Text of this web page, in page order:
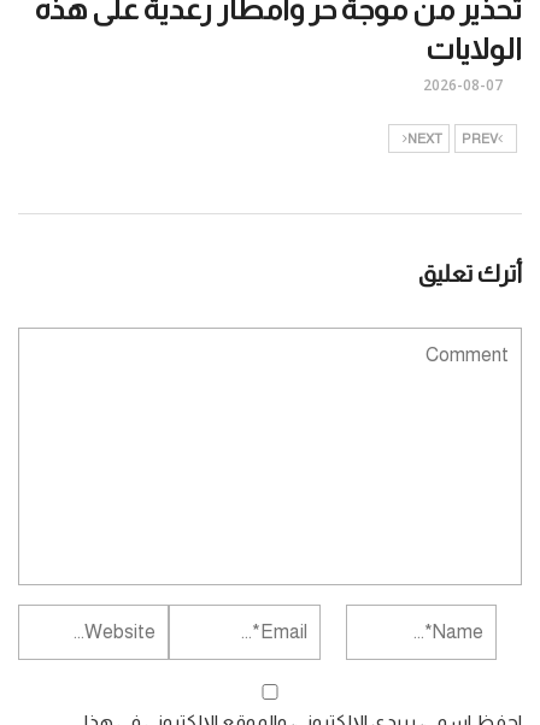
تحذير من موجة حر وأمطار رعدية على هذه
الولايات
2026-08-07
PREV
NEXT
أترك تعليق